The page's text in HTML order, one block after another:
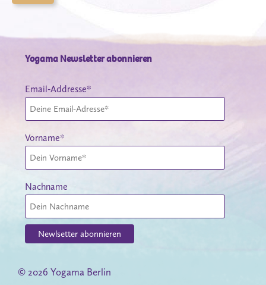
Yogama Newsletter abonnieren
Email-Addresse*
Vorname*
Nachname
© 2026 Yogama Berlin